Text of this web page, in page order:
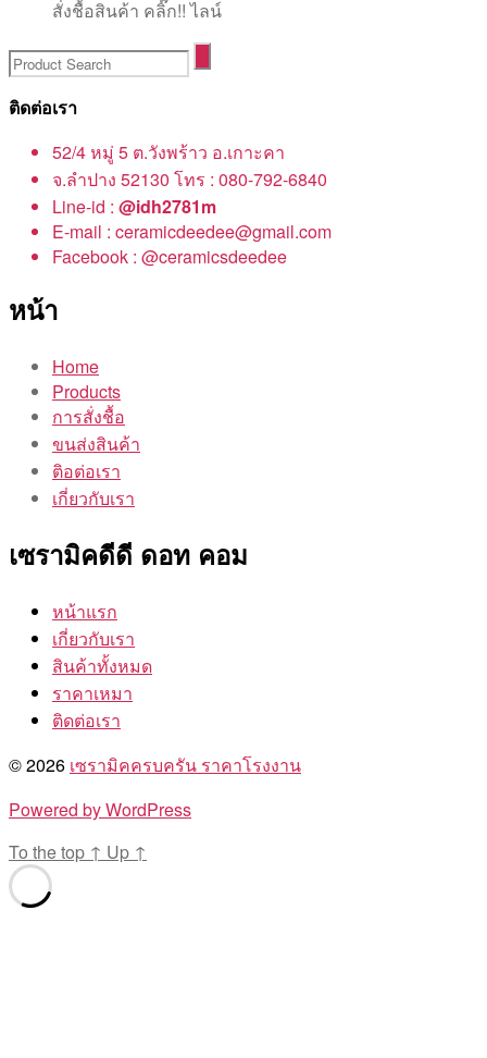
สั่งชื้อสินค้า คลิ๊ก!! ไลน์
ติดต่อเรา
52/4 หมู่ 5 ต.วังพร้าว อ.เกาะคา
จ.ลำปาง 52130 โทร : 080-792-6840
Line-id : @idh2781m
E-mail : ceramicdeedee@gmail.com
Facebook : @ceramicsdeedee
หน้า
Home
Products
การสั่งชื้อ
ขนส่งสินค้า
ติอต่อเรา
เกี่ยวกับเรา
เซรามิคดีดี ดอท คอม
หน้าแรก
เกี่ยวกับเรา
สินค้าทั้งหมด
ราคาเหมา
ติดต่อเรา
© 2026 เซรามิคครบครัน ราคาโรงงาน
Powered by WordPress
To the top ↑ Up ↑